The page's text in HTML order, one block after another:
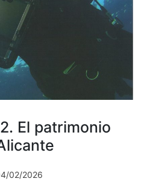
El patrimonio
02/2026